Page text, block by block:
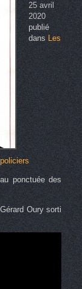
25 avril
2020
publié
dans Les
ponctuée des
Oury sorti